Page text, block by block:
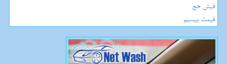
فیش حج
قیمت بیسیم